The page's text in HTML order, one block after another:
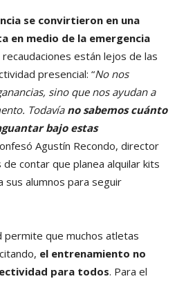
se convirtieron en una
en medio de la emergencia
recaudaciones están lejos de las
presencial: “No nos
sino que nos ayudan a
Todavía no sabemos cuánto
bajo estas
Agustín Recondo, director
de contar que planea alquilar kits
sus alumnos para seguir
permite que muchos atletas
el entrenamiento no
para todos. Para el